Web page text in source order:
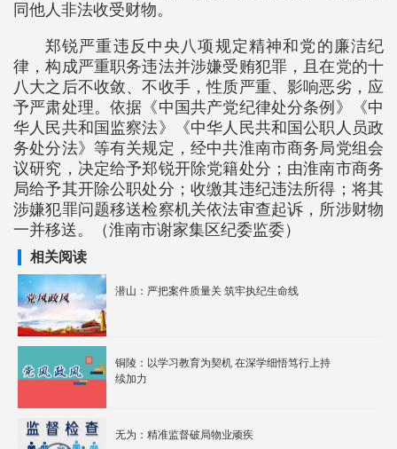
同他人非法收受财物。
郑锐严重违反中央八项规定精神和党的廉洁纪
律，构成严重职务违法并涉嫌受贿犯罪，且在党的十
八大之后不收敛、不收手，性质严重、影响恶劣，应
予严肃处理。依据《中国共产党纪律处分条例》《中
华人民共和国监察法》《中华人民共和国公职人员政
务处分法》等有关规定，经中共淮南市商务局党组会
议研究，决定给予郑锐开除党籍处分；由淮南市商务
局给予其开除公职处分；收缴其违纪违法所得；将其
涉嫌犯罪问题移送检察机关依法审查起诉，所涉财物
一并移送。（淮南市谢家集区纪委监委）
相关阅读
潜山：严把案件质量关 筑牢执纪生命线
铜陵：以学习教育为契机 在深学细悟笃行上持
续加力
无为：精准监督破局物业顽疾